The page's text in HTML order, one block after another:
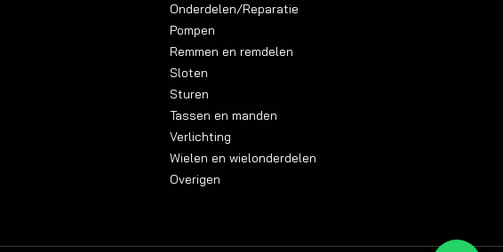
Onderdelen/Reparatie
Pompen
Remmen en remdelen
Sloten
Sturen
Tassen en manden
Verlichting
Wielen en wielonderdelen
Overigen